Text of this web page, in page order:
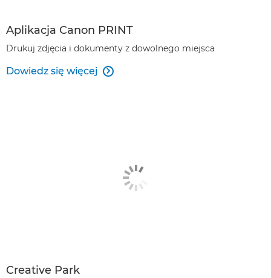
Aplikacja Canon PRINT
Drukuj zdjęcia i dokumenty z dowolnego miejsca
Dowiedz się więcej 
Creative Park